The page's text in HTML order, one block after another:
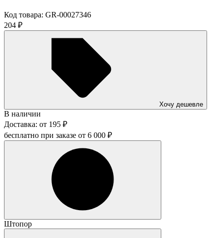
Код товара: GR-00027346
204 ₽
Хочу дешевле
В наличии
Доставка: от 195 ₽
бесплатно при заказе от 6 000 ₽
Штопор